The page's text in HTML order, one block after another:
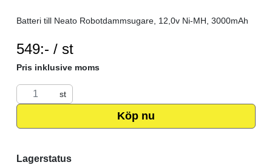
Batteri till Neato Robotdammsugare, 12,0v Ni-MH, 3000mAh
549:- / stSEK per ST
Pris inklusive moms
st
Köp nu
Lagerstatus